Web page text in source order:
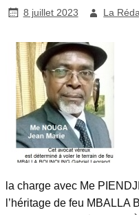
8 juillet 2023 La
la charge avec Me
l’héritage de feu MBALLA